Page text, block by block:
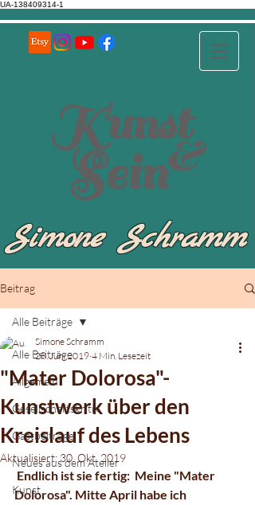
UA-138409314-1
Sein
Kunst
&
Simone Schramm
Beitrag
Alle Beiträge
Allgemein
Gesellschaftskritik
Gastbeiträge
Neues aus dem Atelier
Kunst
Alle Beiträge
"Mater Dolorosa"-
Kunstwerk über den
Kreislauf des Lebens
Simone Schramm
28. Juni 2019 4 Min. Lesezeit
Aktualisiert: 30. Okt. 2019
Dolorosa". Mitte April habe ich